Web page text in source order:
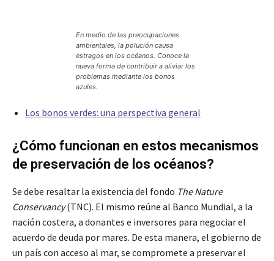
En medio de las preocupaciones
ambientales, la polución causa
estragos en los océanos. Conoce la
nueva forma de contribuir a aliviar los
problemas mediante los bonos
azules.
Los bonos verdes: una perspectiva general
¿Cómo funcionan en estos mecanismos
de preservación de los océanos?
Se debe resaltar la existencia del fondo The Nature
Conservancy(TNC). El mismo reúne al Banco Mundial, a la
nación costera, a donantes e inversores para negociar el
acuerdo de deuda por mares. De esta manera, el gobierno de
un país con acceso al mar, se compromete a preservar el